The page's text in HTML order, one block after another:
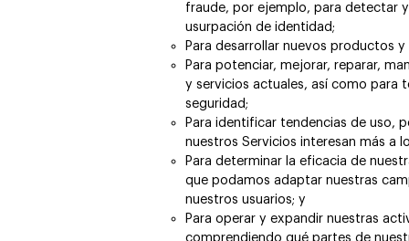
fraude, por ejemplo, para detectar
usurpación de identidad;
Para desarrollar nuevos productos y
Para potenciar, mejorar, reparar,
y servicios actuales, así como para
seguridad;
Para identificar tendencias de uso,
nuestros Servicios interesan más a
Para determinar la eficacia de
que podamos adaptar nuestras
nuestros usuarios; y
Para operar y expandir nuestras
comprendiendo qué partes de